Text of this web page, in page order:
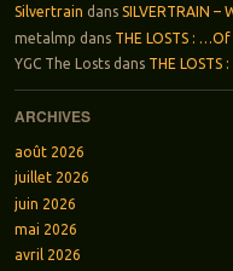
Silvertrain dans SILVERTRAIN –
metalmp dans THE LOSTS :
YGC The Lostsdans THE
ARCHIVES
août 2026
juillet 2026
juin 2026
mai 2026
avril 2026